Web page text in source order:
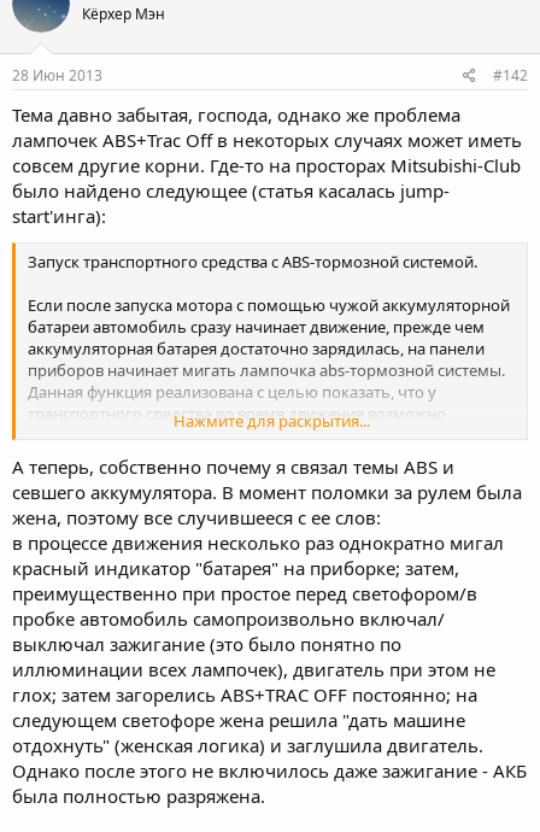
Кёрхер Мэн
28 Июн 2013 #142
Тема давно забытая, господа, однако же проблема
лампочек ABS+Trac Off в некоторых случаях может иметь
совсем другие корни. Где-то на просторах Mitsubishi-Club
было найдено следующее (статья касалась jump-
start'инга):
Запуск транспортного средства с ABS-тормозной системой.
Если после запуска мотора с помощью чужой аккумуляторной
батареи автомобиль сразу начинает движение, прежде чем
аккумуляторная батарея достаточно зарядилась, на панели
приборов начинает мигать лампочка abs-тормозной системы.
Данная функция реализована с целью показать, что у
транспортного средства во время движения возможно
отключение ABS. Это следует понимать только как
недостаточное напряжение аккумуляторной батареи и не
является дефектом тормозной системы.
Для нормализации работы ABS системы, необходимо оставить
некоторое время двигатель работающим на холостом ходу
для зарядки аккумуляторной батареи. Если это не возможно
из-за недостатка времени, то дополнительный заряд
аккумуляторной батареи можно получить, если удалить
предохранитель abs-системы. После этого на автомобиле
можно начинать движение.
Следует помнить следующее:
1. При отключении предохранителя лампочка abs-тормозной
системы на панели приборов остается включенной, при этом
ABS не работает. Тормозная система при этом работает в
обычном режиме.
Нажмите для раскрытия...
А теперь, собственно почему я связал темы ABS и
севшего аккумулятора. В момент поломки за рулем была
жена, поэтому все случившееся с ее слов:
в процессе движения несколько раз однократно мигал
красный индикатор "батарея" на приборке; затем,
преимущественно при простое перед светофором/в
пробке автомобиль самопроизвольно включал/
выключал зажигание (это было понятно по
иллюминации всех лампочек), двигатель при этом не
глох; затем загорелись ABS+TRAC OFF постоянно; на
следующем светофоре жена решила "дать машине
отдохнуть" (женская логика) и заглушила двигатель.
Однако после этого не включилось даже зажигание - АКБ
была полностью разряжена.